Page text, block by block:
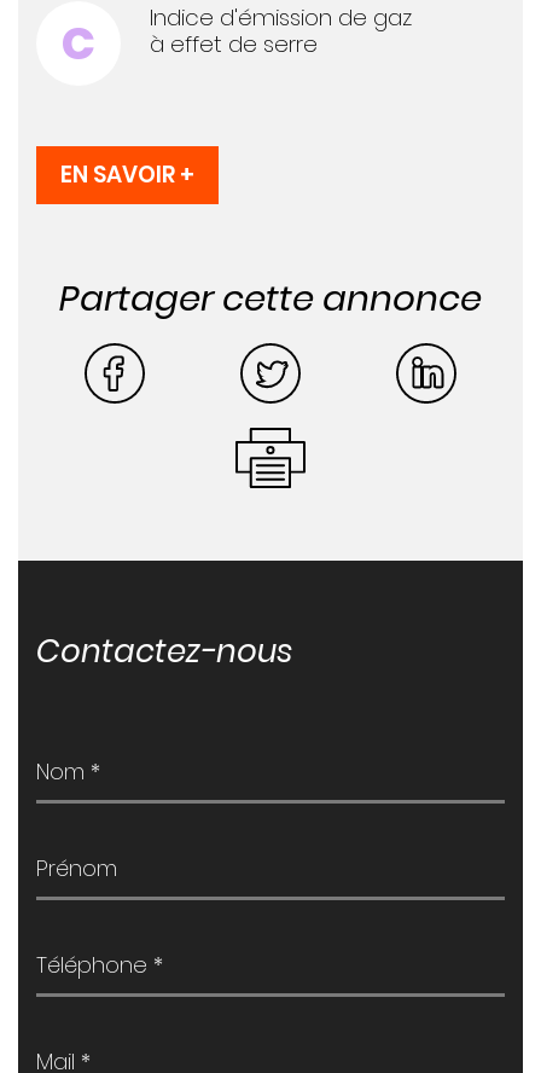
C
Indice d'émission de gaz
à effet de serre
EN SAVOIR +
Partager cette annonce
Contactez-nous